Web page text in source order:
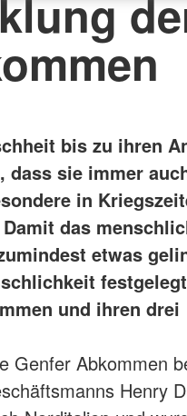
bis zu ihren
dass sie immer
in
das
etwas
und ihren drei
Genfer Abkommen
Henry